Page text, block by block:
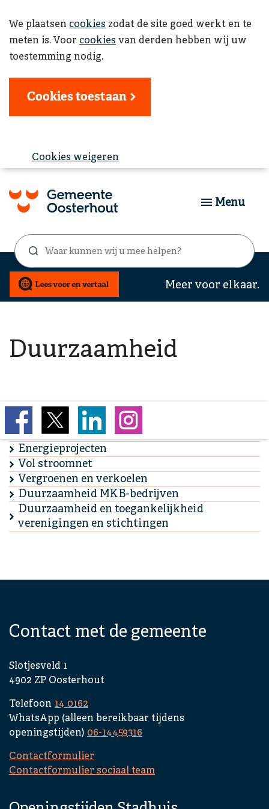
We plaatsen cookies zodat de site goed werkt en te
meten is. Voor cookies van derden hebben wij uw
toestemming nodig.
Cookies toestaan
Cookies weigeren
Zoekformulier
Waar
kunnen
wij
u
mee
Menu
Meer voor elkaar.
Duurzaamheid
Duurzaam wonen
Duurzame doelen
Energieprojecten
Vol stroomnet
Vergroenen en verkoelen
Duurzaamheid MKB-bedrijven
Duurzaamheid en toegankelijkheid
verenigingen en stichtingen
Contact met de gemeente
Slotjesveld 1
4902 ZP Oosterhout
Telefoon 14 0162
WhatsApp (alleen bereikbaar tijdens
openingstijden) 06-14459316
Contactformulier
Contactformulier sociaal team